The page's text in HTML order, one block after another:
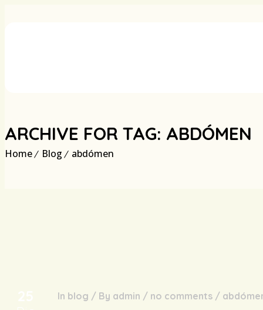
ARCHIVE FOR TAG: ABDÓMEN
Home Blog abdómen
In blog / By admin / no comments /